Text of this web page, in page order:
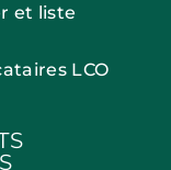
et liste
LCO